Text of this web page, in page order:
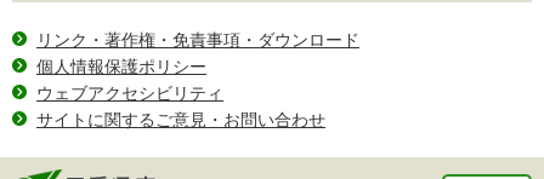
リンク・著作権・免責事項・ダウンロード
個人情報保護ポリシー
ウェブアクセシビリティ
サイトに関するご意見・お問い合わせ